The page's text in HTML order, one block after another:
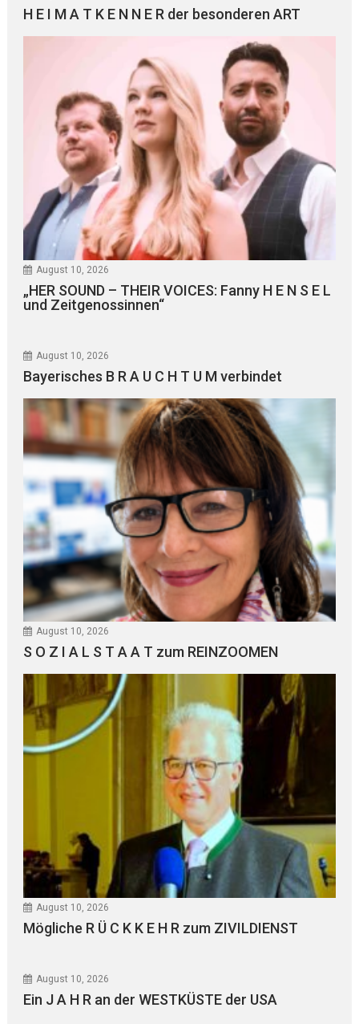
H E I M A T K E N N E R der besonderen ART
August 10, 2026
„HER SOUND – THEIR VOICES: Fanny H E N S E L
und Zeitgenossinnen“
August 10, 2026
Bayerisches B R A U C H T U M verbindet
August 10, 2026
S O Z I A L S T A A T zum REINZOOMEN
August 10, 2026
Mögliche R Ü C K K E H R zum ZIVILDIENST
August 10, 2026
Ein J A H R an der WESTKÜSTE der USA